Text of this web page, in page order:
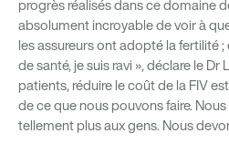
progrès réalisés dans ce domaine
absolument incroyable de voir à
les assureurs ont adopté la fertilité
de santé, je suis ravi », déclare le Dr
patients, réduire le coût de la FIV
de ce que nous pouvons faire.
tellement plus aux gens. Nous